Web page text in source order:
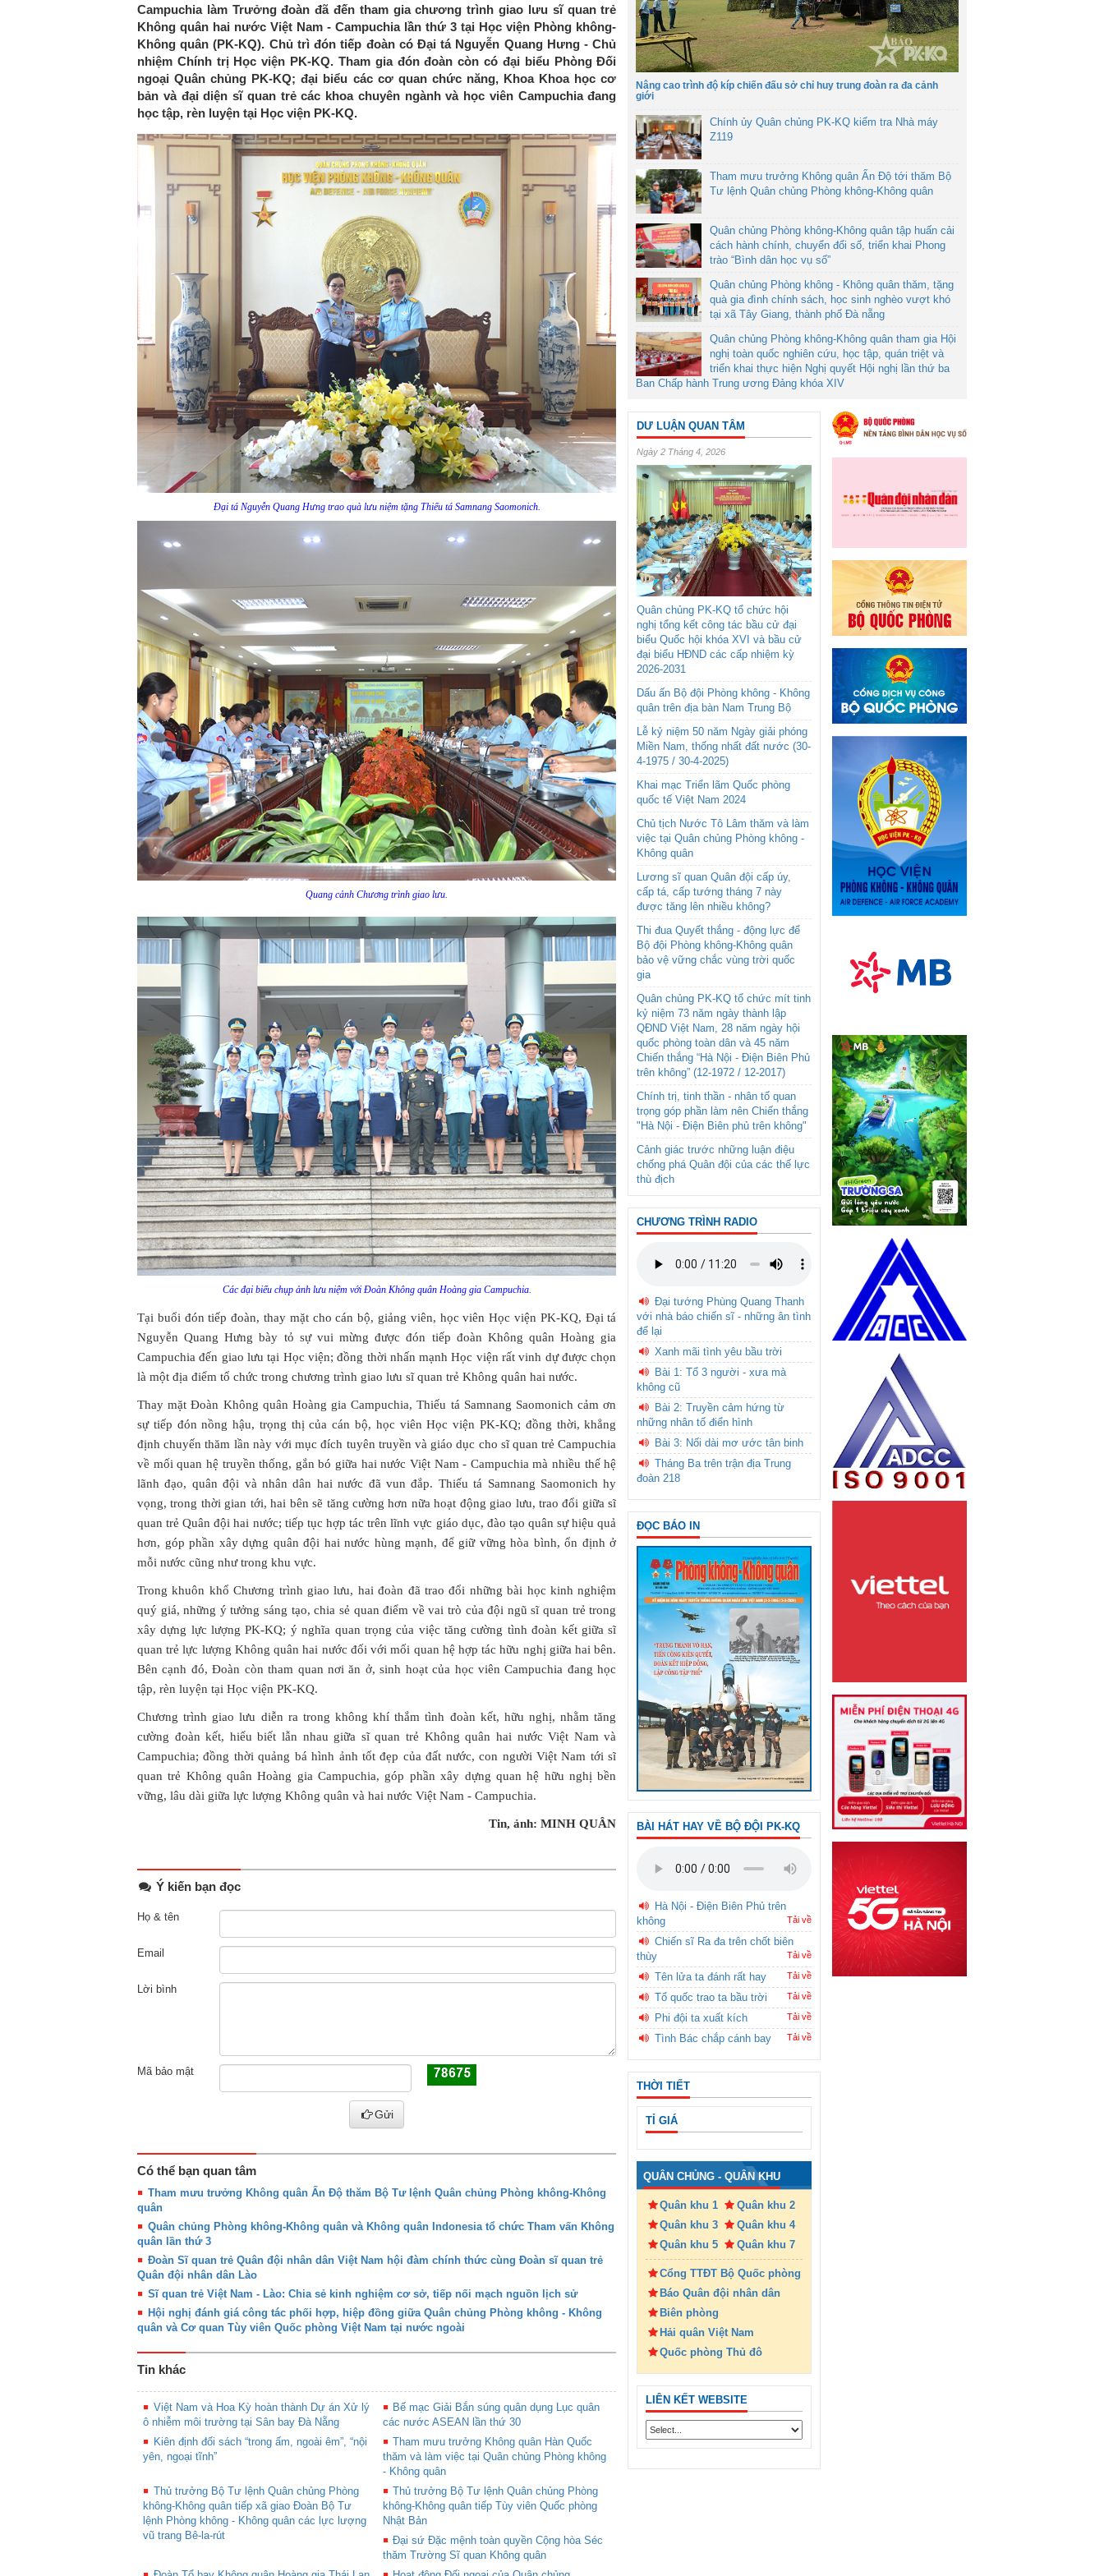
Campuchia làm Trưởng đoàn đã đến tham gia chương trình giao lưu sĩ quan trẻ
Không quân hai nước Việt Nam - Campuchia lần thứ 3 tại Học viện Phòng không-
Không quân (PK-KQ). Chủ trì đón tiếp đoàn có Đại tá Nguyễn Quang Hưng - Chủ
nhiệm Chính trị Học viện PK-KQ. Tham gia đón đoàn còn có đại biểu Phòng Đối
ngoại Quân chủng PK-KQ; đại biểu các cơ quan chức năng, Khoa Khoa học cơ
bản và đại diện sĩ quan trẻ các khoa chuyên ngành và học viên Campuchia đang
học tập, rèn luyện tại Học viện PK-KQ.
Đại tá Nguyễn Quang Hưng trao quà lưu niệm tặng Thiếu tá Samnang Saomonich.
Quang cảnh Chương trình giao lưu.
Các đại biểu chụp ảnh lưu niệm với Đoàn Không quân Hoàng gia Campuchia.
Tại buổi đón tiếp đoàn, thay mặt cho cán bộ, giảng viên, học viên Học viện PK-KQ, Đại tá
Nguyễn Quang Hưng bày tỏ sự vui mừng được đón tiếp đoàn Không quân Hoàng gia
Campuchia đến giao lưu tại Học viện; đồng thời nhấn mạnh Học viện rất vinh dự được chọn
là một địa điểm tổ chức trong chương trình giao lưu sĩ quan trẻ Không quân hai nước.
Thay mặt Đoàn Không quân Hoàng gia Campuchia, Thiếu tá Samnang Saomonich cảm ơn
sự tiếp đón nồng hậu, trọng thị của cán bộ, học viên Học viện PK-KQ; đồng thời, khẳng
định chuyến thăm lần này với mục đích tuyên truyền và giáo dục cho sĩ quan trẻ Campuchia
về mối quan hệ truyền thống, gắn bó giữa hai nước Việt Nam - Campuchia mà nhiều thế hệ
lãnh đạo, quân đội và nhân dân hai nước đã vun đắp. Thiếu tá Samnang Saomonich hy
vọng, trong thời gian tới, hai bên sẽ tăng cường hơn nữa hoạt động giao lưu, trao đổi giữa sĩ
quan trẻ Quân đội hai nước; tiếp tục hợp tác trên lĩnh vực giáo dục, đào tạo quân sự hiệu quả
hơn, góp phần xây dựng quân đội hai nước hùng mạnh, để giữ vững hòa bình, ổn định ở
mỗi nước cũng như trong khu vực.
Trong khuôn khổ Chương trình giao lưu, hai đoàn đã trao đổi những bài học kinh nghiệm
quý giá, những ý tưởng sáng tạo, chia sẻ quan điểm về vai trò của đội ngũ sĩ quan trẻ trong
xây dựng lực lượng PK-KQ; ý nghĩa quan trọng của việc tăng cường tình đoàn kết giữa sĩ
quan trẻ lực lượng Không quân hai nước đối với mối quan hệ hợp tác hữu nghị giữa hai bên.
Bên cạnh đó, Đoàn còn tham quan nơi ăn ở, sinh hoạt của học viên Campuchia đang học
tập, rèn luyện tại Học viện PK-KQ.
Chương trình giao lưu diễn ra trong không khí thắm tình đoàn kết, hữu nghị, nhằm tăng
cường đoàn kết, hiểu biết lẫn nhau giữa sĩ quan trẻ Không quân hai nước Việt Nam và
Campuchia; đồng thời quảng bá hình ảnh tốt đẹp của đất nước, con người Việt Nam tới sĩ
quan trẻ Không quân Hoàng gia Campuchia, góp phần xây dựng quan hệ hữu nghị bền
vững, lâu dài giữa lực lượng Không quân và hai nước Việt Nam - Campuchia.
Tin, ảnh: MINH QUÂN
Ý kiến bạn đọc
Họ & tên
Email
Lời bình
Mã bảo mật
Gửi
Có thể bạn quan tâm
Tham mưu trưởng Không quân Ấn Độ thăm Bộ Tư lệnh Quân chủng Phòng không-Không
quân
Quân chủng Phòng không-Không quân và Không quân Indonesia tổ chức Tham vấn Không
quân lần thứ 3
Đoàn Sĩ quan trẻ Quân đội nhân dân Việt Nam hội đàm chính thức cùng Đoàn sĩ quan trẻ
Quân đội nhân dân Lào
Sĩ quan trẻ Việt Nam - Lào: Chia sẻ kinh nghiệm cơ sở, tiếp nối mạch nguồn lịch sử
Hội nghị đánh giá công tác phối hợp, hiệp đồng giữa Quân chủng Phòng không - Không
quân và Cơ quan Tùy viên Quốc phòng Việt Nam tại nước ngoài
Tin khác
Việt Nam và Hoa Kỳ hoàn thành Dự án Xử lý
ô nhiễm môi trường tại Sân bay Đà Nẵng
Bế mạc Giải Bắn súng quân dụng Lục quân
các nước ASEAN lần thứ 30
Kiên định đối sách “trong ấm, ngoài êm”, “nội
yên, ngoại tĩnh”
Tham mưu trưởng Không quân Hàn Quốc
thăm và làm việc tại Quân chủng Phòng không
- Không quân
Thủ trưởng Bộ Tư lệnh Quân chủng Phòng
không-Không quân tiếp xã giao Đoàn Bộ Tư
lệnh Phòng không - Không quân các lực lượng
vũ trang Bê-la-rút
Thủ trưởng Bộ Tư lệnh Quân chủng Phòng
không-Không quân tiếp Tùy viên Quốc phòng
Nhật Bản
Đại sứ Đặc mệnh toàn quyền Cộng hòa Séc
thăm Trường Sĩ quan Không quân
Nâng cao trình độ kíp chiến đấu sở chỉ huy trung đoàn ra đa cảnh
giới
Chính ủy Quân chủng PK-KQ kiểm tra Nhà máy
Z119
Tham mưu trưởng Không quân Ấn Độ tới thăm Bộ
Tư lệnh Quân chủng Phòng không-Không quân
Quân chủng Phòng không-Không quân tập huấn cải
cách hành chính, chuyển đổi số, triển khai Phong
trào “Bình dân học vụ số”
Quân chủng Phòng không - Không quân thăm, tặng
quà gia đình chính sách, học sinh nghèo vượt khó
tại xã Tây Giang, thành phố Đà nẵng
Quân chủng Phòng không-Không quân tham gia Hội
nghị toàn quốc nghiên cứu, học tập, quán triệt và
triển khai thực hiện Nghị quyết Hội nghị lần thứ ba
Ban Chấp hành Trung ương Đảng khóa XIV
DƯ LUẬN QUAN TÂM
Ngày 2 Tháng 4, 2026
Quân chủng PK-KQ tổ chức hội
nghị tổng kết công tác bầu cử đại
biểu Quốc hội khóa XVI và bầu cử
đại biểu HĐND các cấp nhiệm kỳ
2026-2031
Dấu ấn Bộ đội Phòng không - Không
quân trên địa bàn Nam Trung Bộ
Lễ kỷ niệm 50 năm Ngày giải phóng
Miền Nam, thống nhất đất nước (30-
4-1975 / 30-4-2025)
Khai mạc Triển lãm Quốc phòng
quốc tế Việt Nam 2024
Chủ tịch Nước Tô Lâm thăm và làm
việc tại Quân chủng Phòng không -
Không quân
Lương sĩ quan Quân đội cấp úy,
cấp tá, cấp tướng tháng 7 này
được tăng lên nhiều không?
Thi đua Quyết thắng - động lực để
Bộ đội Phòng không-Không quân
bảo vệ vững chắc vùng trời quốc
gia
Quân chủng PK-KQ tổ chức mít tinh
kỷ niệm 73 năm ngày thành lập
QĐND Việt Nam, 28 năm ngày hội
quốc phòng toàn dân và 45 năm
Chiến thắng “Hà Nội - Điện Biên Phủ
trên không” (12-1972 / 12-2017)
Chính trị, tinh thần - nhân tố quan
trọng góp phần làm nên Chiến thắng
"Hà Nội - Điện Biên phủ trên không"
Cảnh giác trước những luận điệu
chống phá Quân đội của các thế lực
thù địch
CHƯƠNG TRÌNH RADIO
Đại tướng Phùng Quang Thanh
với nhà báo chiến sĩ - những ân tình
để lại
Xanh mãi tình yêu bầu trời
Bài 1: Tổ 3 người - xưa mà
không cũ
Bài 2: Truyền cảm hứng từ
những nhân tố điển hình
Bài 3: Nối dài mơ ước tân binh
Tháng Ba trên trận địa Trung
đoàn 218
ĐỌC BÁO IN
BÀI HÁT HAY VỀ BỘ ĐỘI PK-KQ
Hà Nội - Điện Biên Phủ trên
không
Tải về
Chiến sĩ Ra đa trên chốt biên
thùy
Tải về
Tên lửa ta đánh rất hay Tải về
Tổ quốc trao ta bầu trời Tải về
Phi đội ta xuất kích Tải về
Tình Bác chắp cánh bay Tải về
THỜI TIẾT
TỈ GIÁ
QUÂN CHỦNG - QUÂN KHU
Quân khu 1
Quân khu 2
Quân khu 3
Quân khu 4
Quân khu 5
Quân khu 7
Cổng TTĐT Bộ Quốc phòng
Báo Quân đội nhân dân
Biên phòng
Hải quân Việt Nam
Quốc phòng Thủ đô
LIÊN KẾT WEBSITE